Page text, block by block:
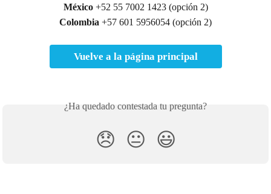
México +52 55 7002 1423 (opción 2)
Colombia +57 601 5956054 (opción 2)
Vuelve a la página principal
¿Ha quedado contestada tu pregunta?
😞 😐 😃